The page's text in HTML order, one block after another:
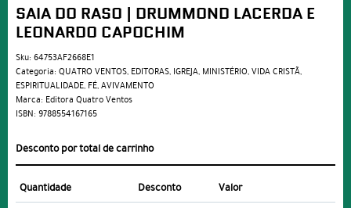
SAIA DO RASO | DRUMMOND LACERDA E
LEONARDO CAPOCHIM
Sku: 64753AF2668E1
Categoria: QUATRO VENTOS, EDITORAS, IGREJA, MINISTÉRIO,VIDA CRISTÃ,
ESPIRITUALIDADE, FÉ,AVIVAMENTO
Marca: Editora Quatro Ventos
ISBN: 9788554167165
Desconto por total de carrinho
Quantidade Desconto
Valor